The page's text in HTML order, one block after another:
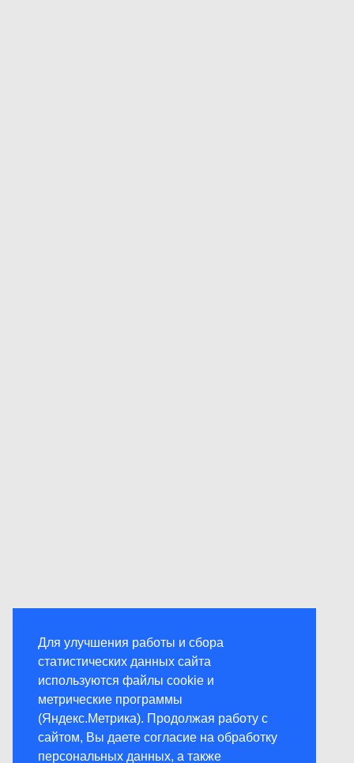
Для улучшения работы и сбора
статистических данных сайта
используются файлы cookie и
метрические программы
(Яндекс.Метрика). Продолжая работу с
сайтом, Вы даете согласие на обработку
персональных данных, а также